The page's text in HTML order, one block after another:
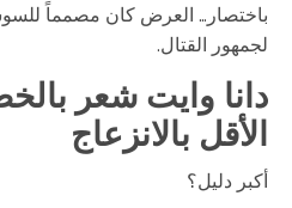
باختصار… العرض كان مصمماً
لجمهور القتال.
دانا وايت شعر
الأقل بالانزعاج
أكبر دليل؟